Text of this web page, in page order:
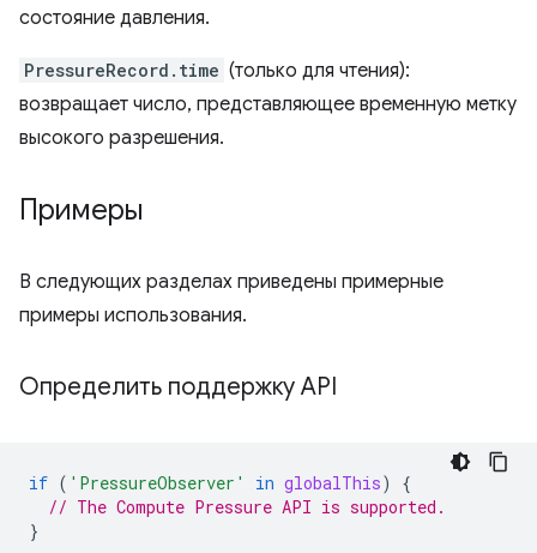
состояние давления.
PressureRecord.time (только для чтения):
возвращает число, представляющее временную метку
высокого разрешения.
Примеры
В следующих разделах приведены примерные
примеры использования.
Определить поддержку API
if ( 'PressureObserver' in globalThis)
{
// The Compute Pressure API is supported.
}